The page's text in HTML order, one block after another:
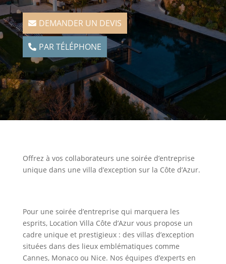
DEMANDER UN DEVIS
PAR TÉLÉPHONE
Offrez à vos collaborateurs une soirée d’entreprise
unique dans une villa d’exception sur la Côte d’Azur.
Pour une soirée d’entreprise qui marquera les
esprits, Location Villa Côte d’Azur vous propose un
cadre unique et prestigieux : des villas d’exception
situées dans des lieux emblématiques comme
Cannes, Monaco ou Nice. Nos équipes d’experts en